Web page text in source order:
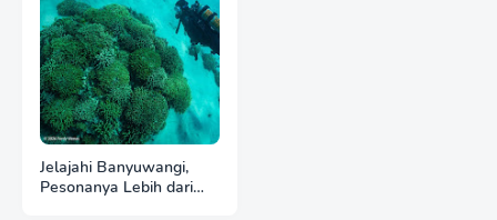
Jelajahi Banyuwangi,
Pesonanya Lebih dari